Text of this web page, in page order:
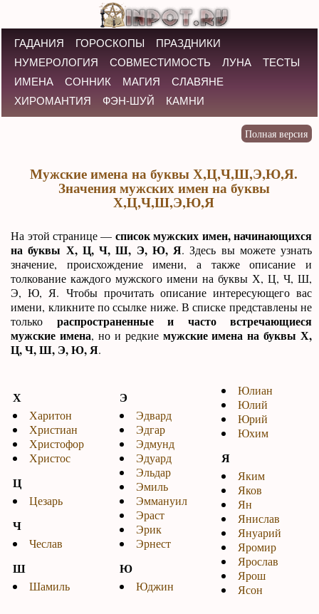
ГАДАНИЯ ГОРОСКОПЫ
ПРАЗДНИКИ
НУМЕРОЛОГИЯ
СОВМЕСТИМОСТЬ ЛУНА
ТЕСТЫ
ИМЕНА
СОННИК МАГИЯ
СЛАВЯНЕ
ХИРОМАНТИЯ
ФЭН-ШУЙ КАМНИ
Мужские имена на буквы Х,Ц,Ч,Ш,Э,Ю,Я.
Значения мужских имен на буквы
Х,Ц,Ч,Ш,Э,Ю,Я
На этой странице — список мужских имен, начинающихся
на буквы Х, Ц, Ч, Ш, Э, Ю, Я. Здесь вы можете узнать
значение, происхождение имени, а также описание и
толкование каждого мужского имени на буквы Х, Ц, Ч, Ш,
Э, Ю, Я. Чтобы прочитать описание интересующего вас
имени, кликните по ссылке ниже. В списке представлены не
только распространенные и часто встречающиеся
мужские имена, но и редкие мужские имена на буквы Х,
Ц, Ч, Ш, Э, Ю, Я.
Х
Харитон
Христиан
Христофор
Христос
Ц
Цезарь
Ч
Чеслав
Ш
Шамиль
Э
Эдвард
Эдгар
Эдмунд
Эдуард
Эльдар
Эмиль
Эммануил
Эраст
Эрик
Эрнест
Ю
Юджин
Юлиан
Юлий
Юрий
Юхим
Я
Яким
Яков
Ян
Янислав
Януарий
Яромир
Ярослав
Ярош
Ясон